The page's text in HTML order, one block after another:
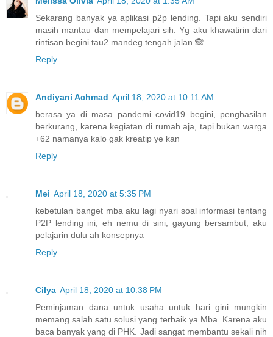
Sekarang banyak ya aplikasi p2p lending. Tapi aku sendiri
masih mantau dan mempelajari sih. Yg aku khawatirin dari
rintisan begini tau2 mandeg tengah jalan 🙈
Reply
Andiyani Achmad April 18, 2020 at 10:11 AM
berasa ya di masa pandemi covid19 begini, penghasilan
berkurang, karena kegiatan di rumah aja, tapi bukan warga
+62 namanya kalo gak kreatip ye kan
Reply
Mei April 18, 2020 at 5:35 PM
kebetulan banget mba aku lagi nyari soal informasi tentang
P2P lending ini, eh nemu di sini, gayung bersambut, aku
pelajarin dulu ah konsepnya
Reply
Cilya April 18, 2020 at 10:38 PM
Peminjaman dana untuk usaha untuk hari gini mungkin
memang salah satu solusi yang terbaik ya Mba. Karena aku
baca banyak yang di PHK. Jadi sangat membantu sekali nih